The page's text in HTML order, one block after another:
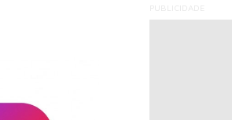
PUBLICIDADE